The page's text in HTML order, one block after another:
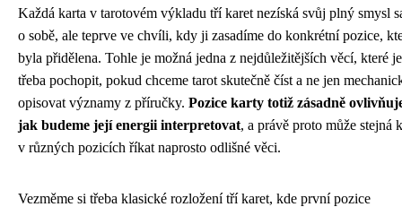
Každá karta v tarotovém výkladu tří karet nezíská svůj plný smysl
o sobě, ale teprve ve chvíli, kdy ji zasadíme do konkrétní pozice,
byla přidělena. Tohle je možná jedna z nejdůležitějších věcí, které je
třeba pochopit, pokud chceme tarot skutečně číst a ne jen
opisovat významy z příručky. Pozice karty totiž zásadně
jak budeme její energii interpretovat, a právě proto může stejná
v různých pozicích říkat naprosto odlišné věci.
Vezměme si třeba klasické rozložení tří karet, kde první pozice